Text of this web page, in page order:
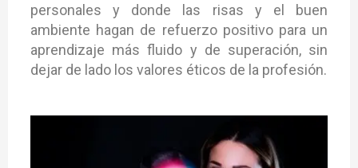
personales y donde las risas y el buen
ambiente hagan de refuerzo positivo para un
aprendizaje más fluido y de superación, sin
dejar de lado los valores éticos de la profesión.